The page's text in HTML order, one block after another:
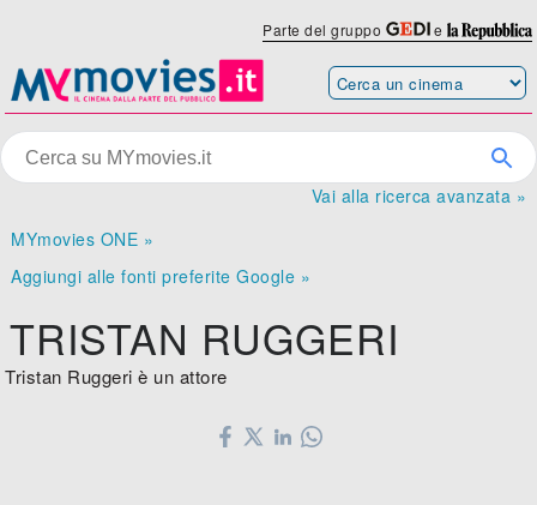
Parte del gruppo e
Vai alla ricerca avanzata »
MYmovies ONE »
Aggiungi alle fonti preferite Google »
TRISTAN RUGGERI
Tristan Ruggeri è un attore